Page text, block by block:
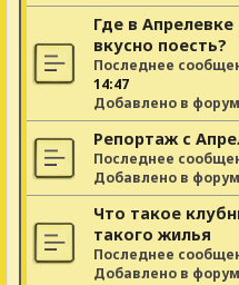
Где в
вкусно поесть?
Последнее
14:47
Добавлено в
Репортаж с
Последнее
Добавлено в
Что такое
такого жилья
Последнее
Добавлено в